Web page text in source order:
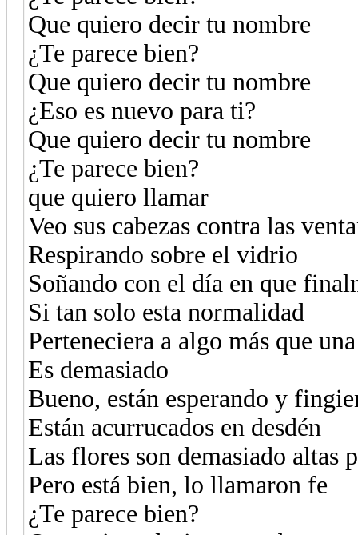
Que quiero decir tu nombre
¿Te parece bien?
Que quiero decir tu nombre
¿Eso es nuevo para ti?
Que quiero decir tu nombre
¿Te parece bien?
que quiero llamar
Veo sus cabezas contra las
Respirando sobre el vidrio
Soñando con el día en que
Si tan solo esta normalidad
Perteneciera a algo más que
Es demasiado
Bueno, están esperando y
Están acurrucados en desdén
Las flores son demasiado altas
Pero está bien, lo llamaron fe
¿Te parece bien?